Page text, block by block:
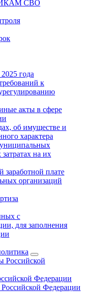
СВО
года
к
акты в сфере
об имуществе и
характера
на их
заработной плате
организаций
с
для заполнения
Российской
Федерации
Федерации